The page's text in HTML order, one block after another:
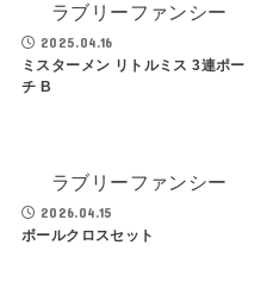
ラブリーファンシー
2025.04.16
ミスターメン リトルミス 3連ポー
チ B
ラブリーファンシー
2026.04.15
ボールクロスセット